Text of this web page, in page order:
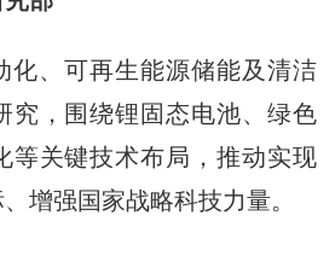
化、可再生能源储能及清洁
究，围绕锂固态电池、绿色
等关键技术布局，推动实现
增强国家战略科技力量。